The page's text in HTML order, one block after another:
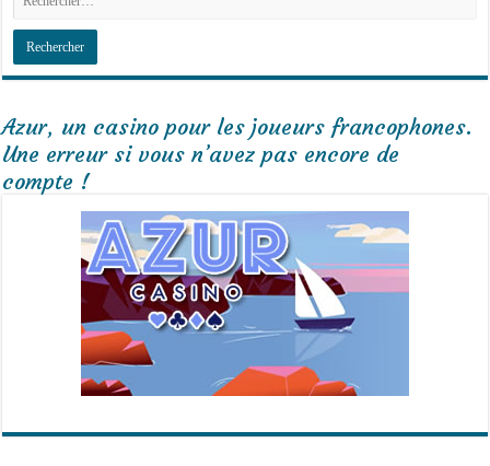
Azur, un casino pour les joueurs francophones.
Une erreur si vous n’avez pas encore de
compte !